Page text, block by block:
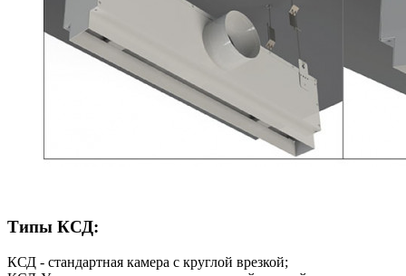
Типы КСД:
КСД - стандартная камера с круглой врезкой;